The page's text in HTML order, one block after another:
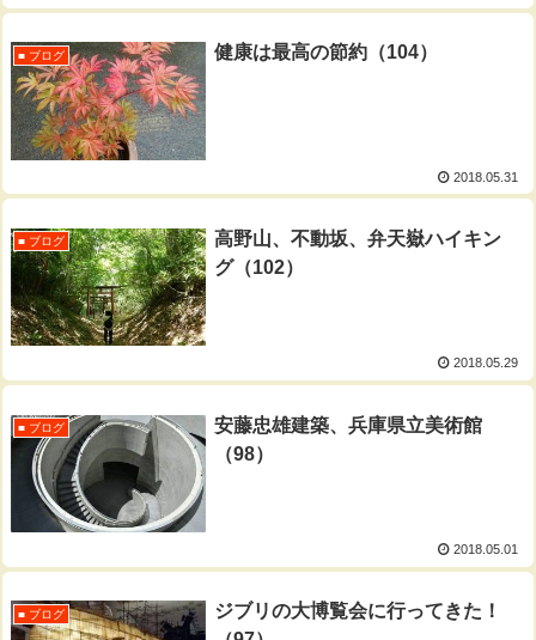
■ ブログ 健康は最高の節約（104）
2018.05.31
■ ブログ
高野山、不動坂、弁天嶽ハイキン
グ（102）
2018.05.29
■ ブログ
安藤忠雄建築、兵庫県立美術館
（98）
2018.05.01
■ ブログ
ジブリの大博覧会に行ってきた！